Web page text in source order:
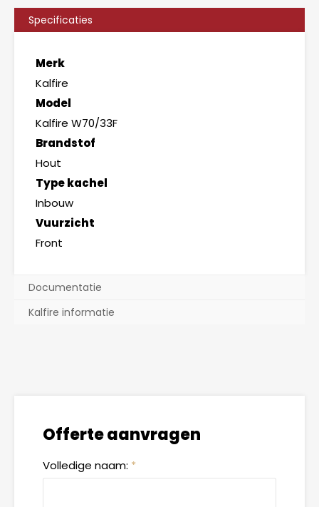
Specificaties
Merk
Kalfire
Model
Kalfire W70/33F
Brandstof
Hout
Type kachel
Inbouw
Vuurzicht
Front
Documentatie
Kalfire informatie
Offerte aanvragen
Volledige naam: *